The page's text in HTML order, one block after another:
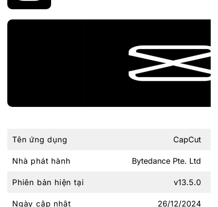
Tên ứng dụng CapCut
Nhà phát hành Bytedance Pte. Ltd
Phiên bản hiện tại v13.5.0
Ngày cập nhật 26/12/2024